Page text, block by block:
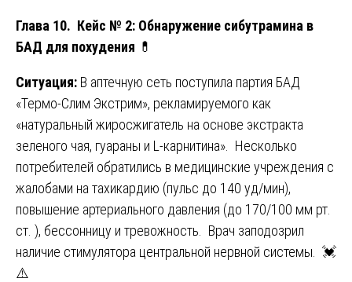
Глава 10. Кейс № 2: Обнаружение сибутрамина в
БАД для похудения 💊
Ситуация: В аптечную сеть поступила партия БАД
«Термо-Слим Экстрим», рекламируемого как
«натуральный жиросжигатель на основе экстракта
зеленого чая, гуараны и L-карнитина». Несколько
потребителей обратились в медицинские учреждения с
жалобами на тахикардию (пульс до 140 уд/мин),
повышение артериального давления (до 170/100 мм рт.
ст. ), бессонницу и тревожность. Врач заподозрил
наличие стимулятора центральной нервной системы. 💓
⚠️